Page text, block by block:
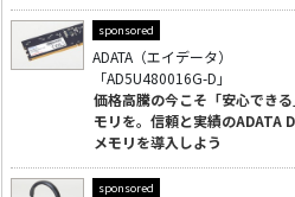
sponsored
ADATA（エイデータ）
「AD5U480016G-D」
価格高騰の今こそ「安心でき
モリを。信頼と実績のADATA
メモリを導入しよう
sponsored